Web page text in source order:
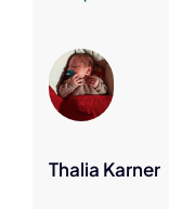
Thalia Karner